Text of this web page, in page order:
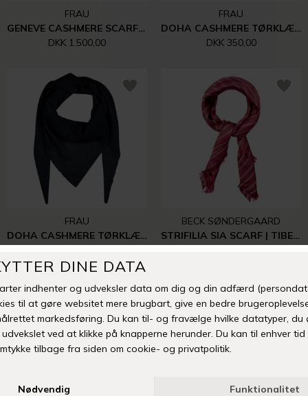
FRAU
GENEVE CASHMERE SCARF LARGE | ACORN
DKK 1.500,00
FRAU
DOHA CASHMERE TØRKLÆDE SMALL | ACORN
DKK 350,00
FRAU
DOHA CASHMERE TØRKLÆDE LARGE | NAVY
BECK SØNDERGAARD
STRIFILIA SIA SCARF | TIBETAN RED